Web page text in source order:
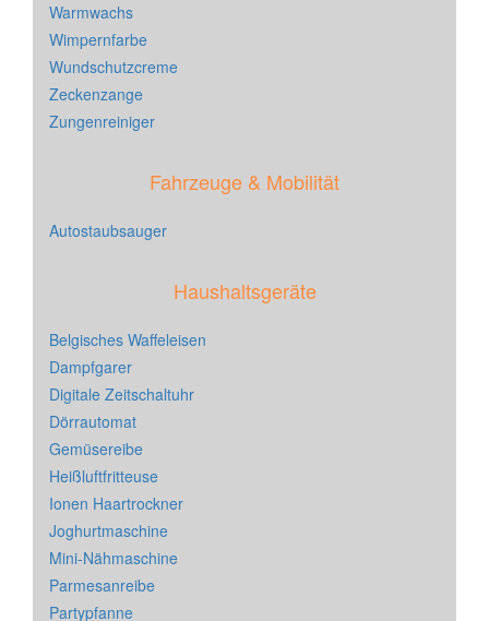
Warmwachs
Wimpernfarbe
Wundschutzcreme
Zeckenzange
Zungenreiniger
Fahrzeuge & Mobilität
Autostaubsauger
Haushaltsgeräte
Belgisches Waffeleisen
Dampfgarer
Digitale Zeitschaltuhr
Dörrautomat
Gemüsereibe
Heißluftfritteuse
Ionen Haartrockner
Joghurtmaschine
Mini-Nähmaschine
Parmesanreibe
Partypfanne